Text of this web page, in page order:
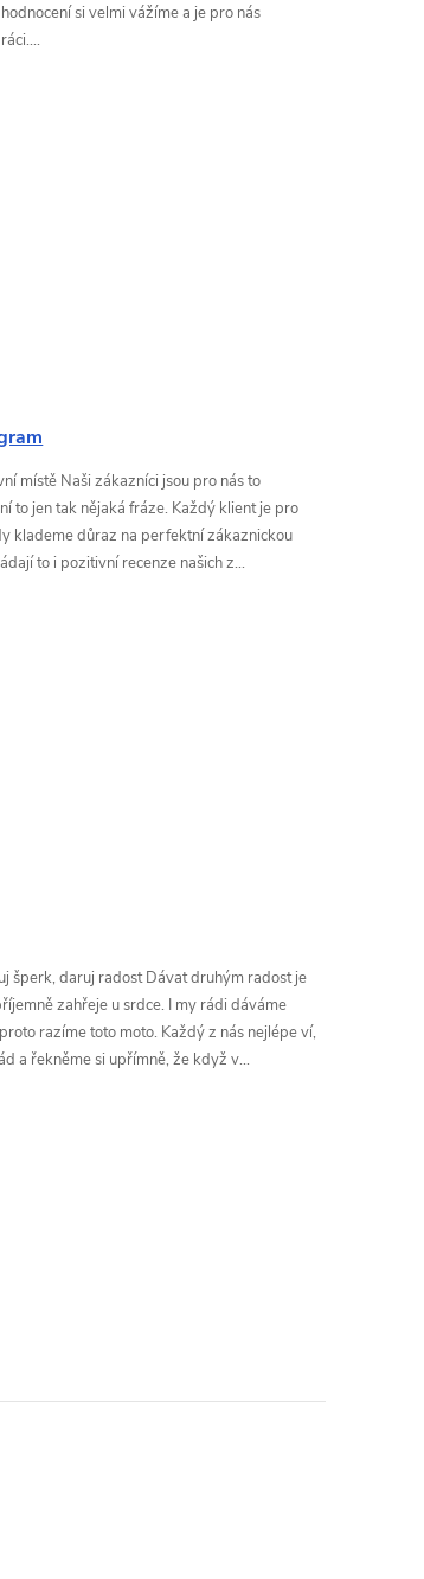
si velmi vážíme a je pro nás
místě Naši zákazníci jsou pro nás to
to jen tak nějaká fráze. Každý klient je pro
klademe důraz na perfektní zákaznickou
to i pozitivní recenze našich z...
šperk, daruj radost Dávat druhým radost je
zahřeje u srdce. I my rádi dáváme
razíme toto moto. Každý z nás nejlépe ví,
a řekněme si upřímně, že když v...